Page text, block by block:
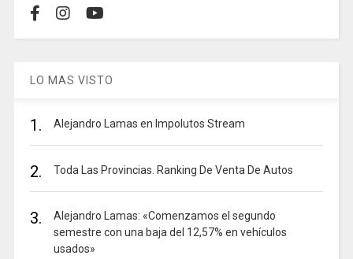
LO MAS VISTO
1. Alejandro Lamas en Impolutos Stream
2. Toda Las Provincias. Ranking De Venta De Autos
3.
Alejandro Lamas: «Comenzamos el segundo
semestre con una baja del 12,57% en vehículos
usados»